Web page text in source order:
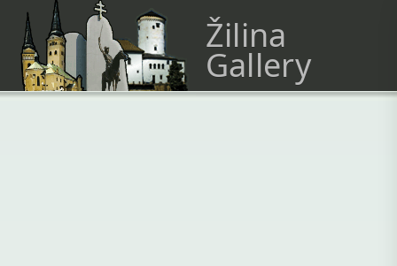
Žilina
Gallery